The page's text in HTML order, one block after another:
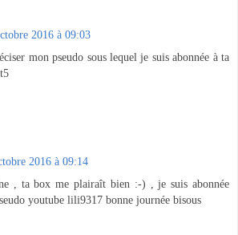
2016 à 09:03
mon pseudo sous lequel je suis abonnée à ta
2016 à 09:14
, ta box me plairaît bien :-) , je suis abonnée
youtube lili9317 bonne journée bisous